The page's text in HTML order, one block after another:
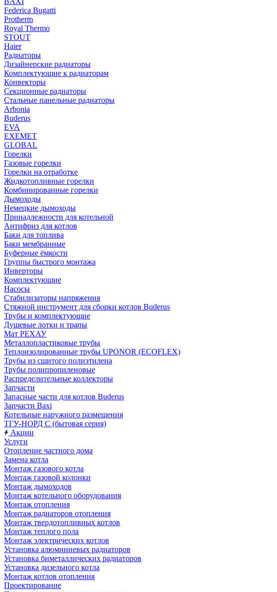
Federica Bugatti
Protherm
Royal Thermo
STOUT
Haier
Радиаторы
Дизайнерские радиаторы
Комплектующие к радиаторам
Конвекторы
Секционные радиаторы
Стальные панельные радиаторы
Arbonia
Buderus
EVA
EXEMET
GLOBAL
Горелки
Газовые горелки
Горелки на отработке
Жидкотопливные горелки
Комбинированные горелки
Дымоходы
Немецкие дымоходы
Принадлежности для котельной
Антифриз для котлов
Баки для топлива
Баки мембранные
Буферные ёмкости
Группы быстрого монтажа
Инверторы
Комплектующие
Насосы
Стабилизаторы напряжения
Стяжной инструмент для сборки котлов Buderus
Трубы и комплектующие
Душевые лотки и трапы
Мат РЕХАУ
Металлопластиковые трубы
Теплоизолированные трубы UPONOR (ECOFLEX)
Трубы из сшитого полиэтилена
Трубы полипропиленовые
Распределительные коллекторы
Запчасти
Запасные части для котлов Buderus
Запчасти Baxi
Котельные наружного размещения
ТГУ-НОРД С (бытовая серия)
Акции
Услуги
Отопление частного дома
Замена котла
Монтаж газового котла
Монтаж газовой колонки
Монтаж дымоходов
Монтаж котельного оборудования
Монтаж отопления
Монтаж радиаторов отопления
Монтаж твердотопливных котлов
Монтаж теплого пола
Монтаж электрических котлов
Установка алюминиевых радиаторов
Установка биметаллических радиаторов
Установка дизельного котла
Монтаж котлов отопления
Проектирование